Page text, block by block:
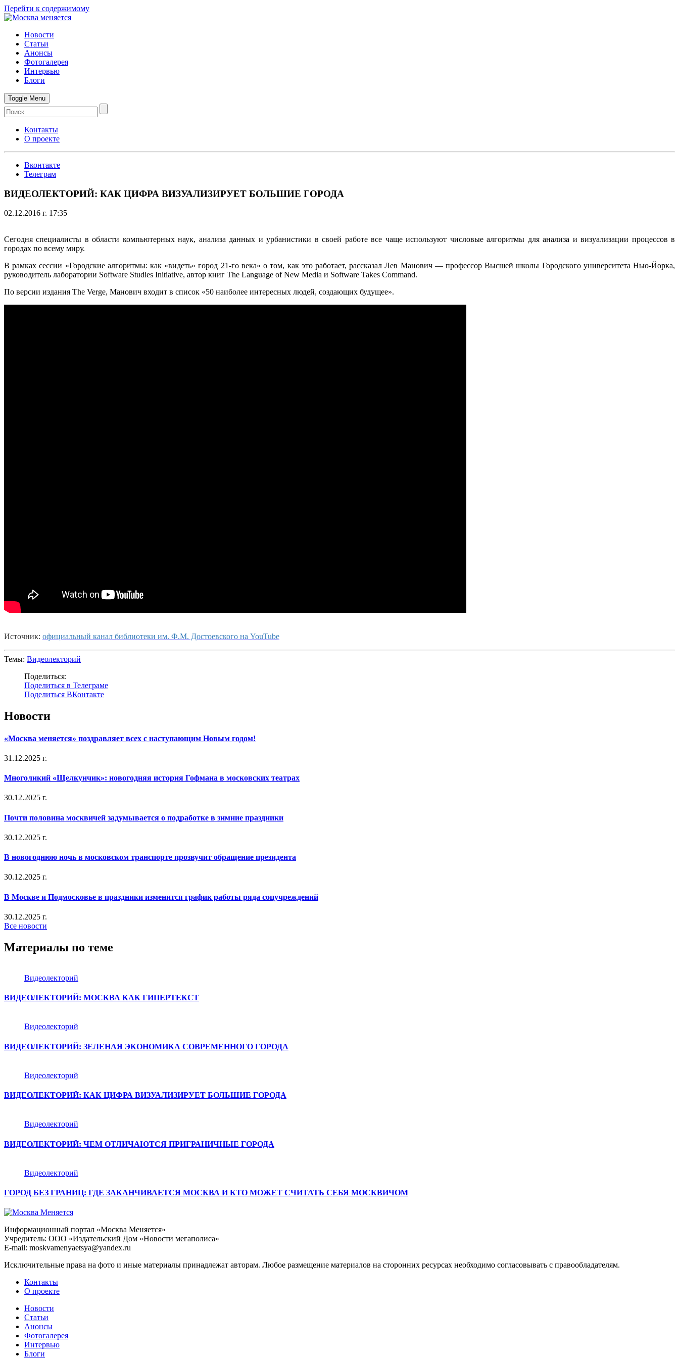
Перейти к содержимому
Новости
Статьи
Анонсы
Фотогалерея
Интервью
Блоги
Toggle Menu
Контакты
О проекте
Вконтакте
Телеграм
ВИДЕОЛЕКТОРИЙ: КАК ЦИФРА ВИЗУАЛИЗИРУЕТ БОЛЬШИЕ ГОРОДА
02.12.2016 г. 17:35
Сегодня специалисты в области компьютерных наук, анализа данных и урбанистики в своей работе все чаще используют числовые алгоритмы для анализа и визуализации процессов в
городах по всему миру.
В рамках сессии «Городские алгоритмы: как «видеть» город 21-го века» о том, как это работает, рассказал Лев Манович — профессор Высшей школы Городского университета Нью-Йорка,
руководитель лаборатории Software Studies Initiative, автор книг The Language of New Media и Software Takes Command.
По версии издания The Vergе, Манович входит в список «50 наиболее интересных людей, создающих будущее».
Источник: официальный канал библиотеки им. Ф.М. Достоевского на YouTube
Темы: Видеолекторий
Поделиться:
Поделиться в Телеграме
Поделиться ВКонтакте
Новости
«Москва меняется» поздравляет всех с наступающим Новым годом!
31.12.2025 г.
Многоликий «Щелкунчик»: новогодняя история Гофмана в московских театрах
30.12.2025 г.
Почти половина москвичей задумывается о подработке в зимние праздники
30.12.2025 г.
В новогоднюю ночь в московском транспорте прозвучит обращение президента
30.12.2025 г.
В Москве и Подмосковье в праздники изменится график работы ряда соцучреждений
30.12.2025 г.
Все новости
Материалы по теме
Видеолекторий
ВИДЕОЛЕКТОРИЙ: МОСКВА КАК ГИПЕРТЕКСТ
Видеолекторий
ВИДЕОЛЕКТОРИЙ: ЗЕЛЕНАЯ ЭКОНОМИКА СОВРЕМЕННОГО ГОРОДА
Видеолекторий
ВИДЕОЛЕКТОРИЙ: КАК ЦИФРА ВИЗУАЛИЗИРУЕТ БОЛЬШИЕ ГОРОДА
Видеолекторий
ВИДЕОЛЕКТОРИЙ: ЧЕМ ОТЛИЧАЮТСЯ ПРИГРАНИЧНЫЕ ГОРОДА
Видеолекторий
ГОРОД БЕЗ ГРАНИЦ: ГДЕ ЗАКАНЧИВАЕТСЯ МОСКВА И КТО МОЖЕТ СЧИТАТЬ СЕБЯ МОСКВИЧОМ
Информационный портал «Москва Меняется»
Учредитель: ООО «Издательский Дом «Новости мегаполиса»
E-mail: moskvamenyaetsya@yandex.ru
Исключительные права на фото и иные материалы принадлежат авторам. Любое размещение материалов на сторонних ресурсах необходимо согласовывать с правообладателям.
Контакты
О проекте
Новости
Статьи
Анонсы
Фотогалерея
Интервью
Блоги